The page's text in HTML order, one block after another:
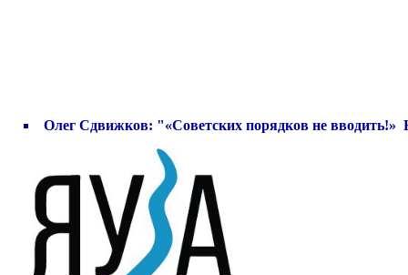
Олег Сдвижков: "«Советских порядков не вводить!»